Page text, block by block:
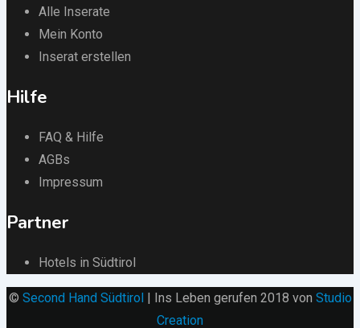
Alle Inserate
Mein Konto
Inserat erstellen
Hilfe
FAQ & Hilfe
AGBs
Impressum
Partner
Hotels in Südtirol
© Second Hand Südtirol | Ins Leben gerufen 2018 von Studio
Creation